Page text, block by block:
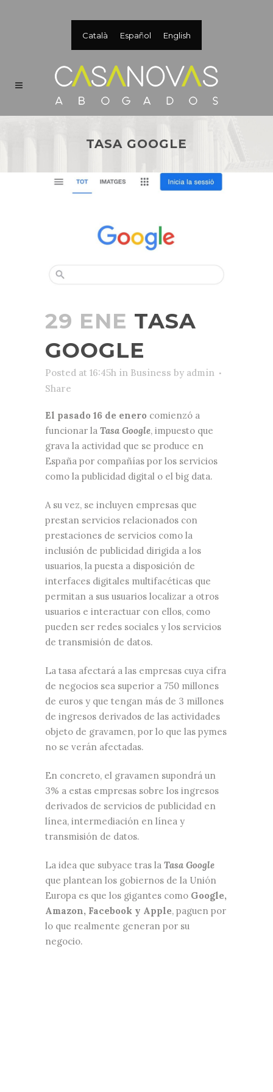
Català Español English
TASA GOOGLE
29 ENE TASA
GOOGLE
Posted at 16:45h in Business by admin
Share
El pasado 16 de enero comienzó a
funcionar la Tasa Google, impuesto que
grava la actividad que se produce en
España por compañías por los servicios
como la publicidad digital o el big data.
A su vez, se incluyen empresas que
prestan servicios relacionados con
prestaciones de servicios como la
inclusión de publicidad dirigida a los
usuarios, la puesta a disposición de
interfaces digitales multifacéticas que
permitan a sus usuarios localizar a otros
usuarios e interactuar con ellos, como
pueden ser redes sociales y los servicios
de transmisión de datos.
La tasa afectará a las empresas cuya cifra
de negocios sea superior a 750 millones
de euros y que tengan más de 3 millones
de ingresos derivados de las actividades
objeto de gravamen, por lo que las pymes
no se verán afectadas.
En concreto, el gravamen supondrá un
3% a estas empresas sobre los ingresos
derivados de servicios de publicidad en
línea, intermediación en línea y
transmisión de datos.
La idea que subyace tras la Tasa Google
que plantean los gobiernos de la Unión
Europa es que los gigantes como Google,
Amazon, Facebook y Apple, paguen por
lo que realmente generan por su
negocio.